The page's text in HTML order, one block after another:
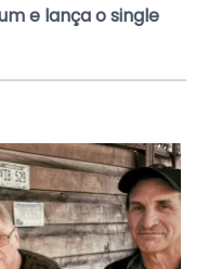
e lança o single